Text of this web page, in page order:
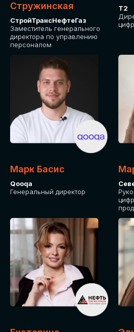
Стружинская
СтройТрансНефтеГаз
Заместитель генерального
директора по управлению
персоналом
Т2
Марк Басис
Qooqa
Генеральный директор
СРЕДИ
МЕРОПРИЯТИЯ
Приглашаем стать партнером
СТАНЬТЕ
ЭКСПОНЕНТОМ
IT Solutions for Business